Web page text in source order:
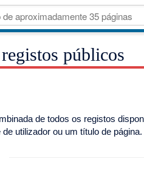
públicos
de todos os registos
utilizador ou um título de